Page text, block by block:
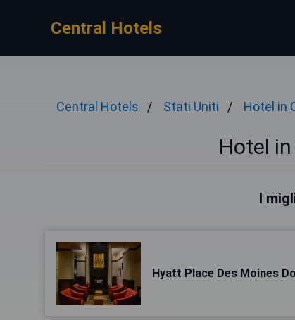
Central Hotels
Central Hotels Stati Uniti Hotel in
Hotel
I
Hyatt Place Des Moines